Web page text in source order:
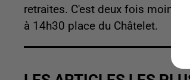
retraites. C'est deux fois moins
à 14h30 place du Châtelet.